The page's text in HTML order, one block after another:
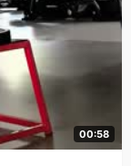
00:58